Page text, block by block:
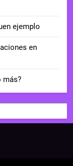
ejemplo
en
más?